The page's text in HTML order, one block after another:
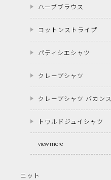
ハーブブラウス
コットンストライプ
パティシエシャツ
クレープシャツ
クレープシャツ バカンス
トワルドジュイシャツ
view more
ニット